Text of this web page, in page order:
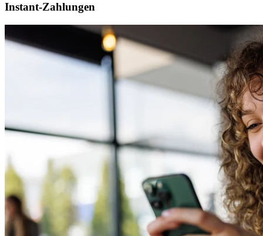
Instant-Zahlungen